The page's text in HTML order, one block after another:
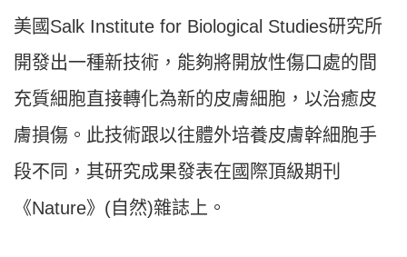
美國Salk Institute for Biological Studies研究所
開發出一種新技術，能夠將開放性傷口處的間
充質細胞直接轉化為新的皮膚細胞，以治癒皮
膚損傷。此技術跟以往體外培養皮膚幹細胞手
段不同，其研究成果發表在國際頂級期刊
《Nature》(自然)雜誌上。